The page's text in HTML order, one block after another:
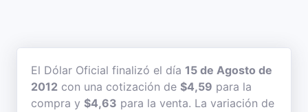
El Dólar Oficial finalizó el día 15 de Agosto de
2012 con una cotización de $4,59 para la
compra y $4,63 para la venta. La variación de